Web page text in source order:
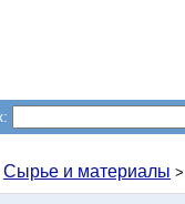
Сырье и материалы >